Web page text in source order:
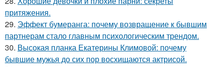
притяжения.
29. Эффект бумеранга: почему возвращение к бывшим
партнерам стало главным психологическим трендом.
30. Высокая планка Екатерины Климовой: почему
бывшие мужья до сих пор восхищаются актрисой.